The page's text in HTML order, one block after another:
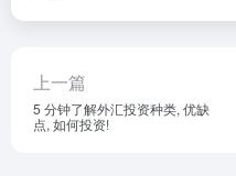
上一篇
5 分钟了解外汇投资种类, 优缺
点, 如何投资!